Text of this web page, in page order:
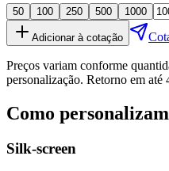
50 100 250 500 1000
Adicionar à cotação
Preços variam conforme
personalização. Retorno em até
Como
Silk-screen